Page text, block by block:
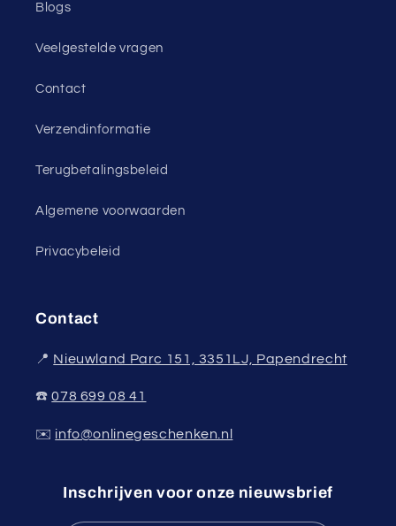
Blogs
Veelgestelde vragen
Contact
Verzendinformatie
Terugbetalingsbeleid
Algemene voorwaarden
Privacybeleid
Contact
📍 Nieuwland Parc 151, 3351LJ, Papendrecht
☎️078 699 08 41
✉️ info@onlinegeschenken.nl
Inschrijven voor onze nieuwsbrief